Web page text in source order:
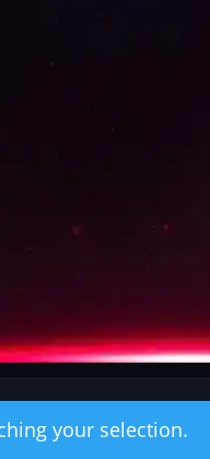
your selection.